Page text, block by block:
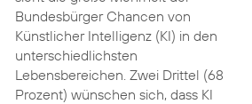
Bundesbürger Chancen von
Künstlicher Intelligenz (KI) in den
unterschiedlichsten
Lebensbereichen. Zwei Drittel (68
Prozent) wünschen sich, dass KI